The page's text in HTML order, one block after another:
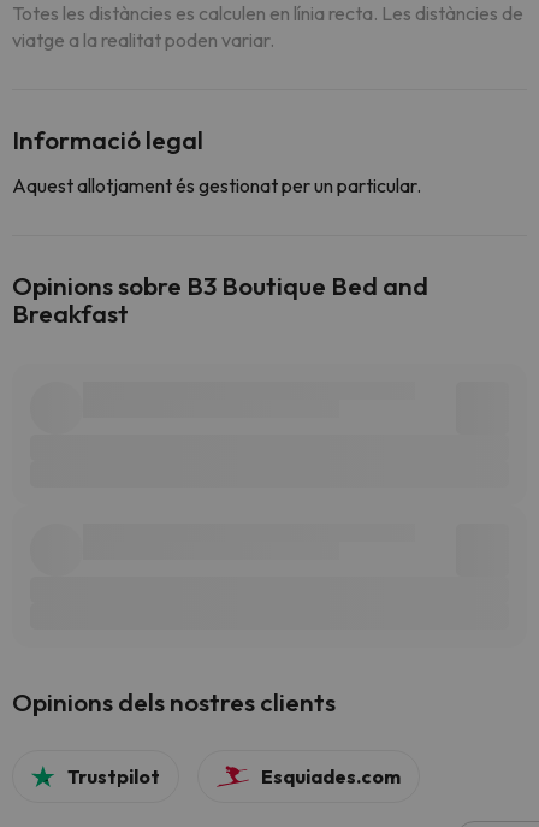
Totes les distàncies es calculen en línia recta. Les distàncies de
viatge a la realitat poden variar.
Informació legal
Aquest allotjament és gestionat per un particular.
Opinions sobre B3 Boutique Bed and
Breakfast
Opinions dels nostres clients
Trustpilot Esquiades.com